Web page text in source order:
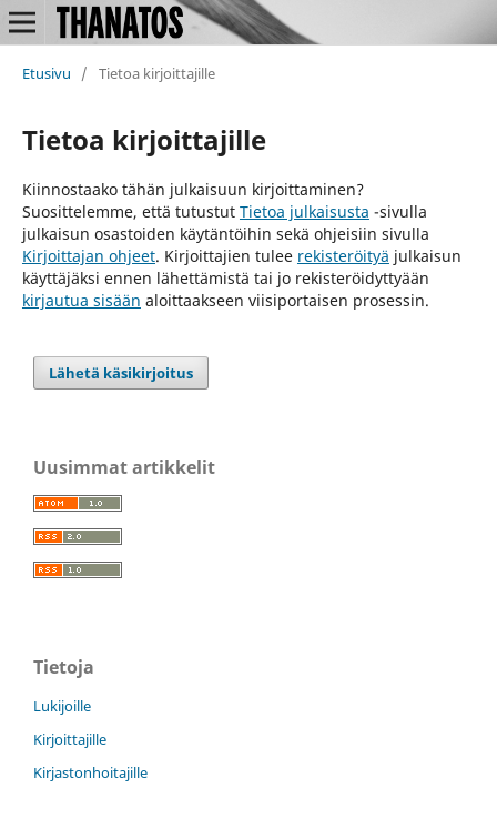
Etusivu / Tietoa kirjoittajille
Tietoa kirjoittajille
Kiinnostaako tähän julkaisuun kirjoittaminen?
Suosittelemme, että tutustut Tietoa julkaisusta -sivulla
julkaisun osastoiden käytäntöihin sekä ohjeisiin sivulla
Kirjoittajan ohjeet. Kirjoittajien tulee rekisteröityä julkaisun
käyttäjäksi ennen lähettämistä tai jo rekisteröidyttyään
kirjautua sisään aloittaakseen viisiportaisen prosessin.
Lähetä käsikirjoitus
Uusimmat artikkelit
Tietoja
Lukijoille
Kirjoittajille
Kirjastonhoitajille